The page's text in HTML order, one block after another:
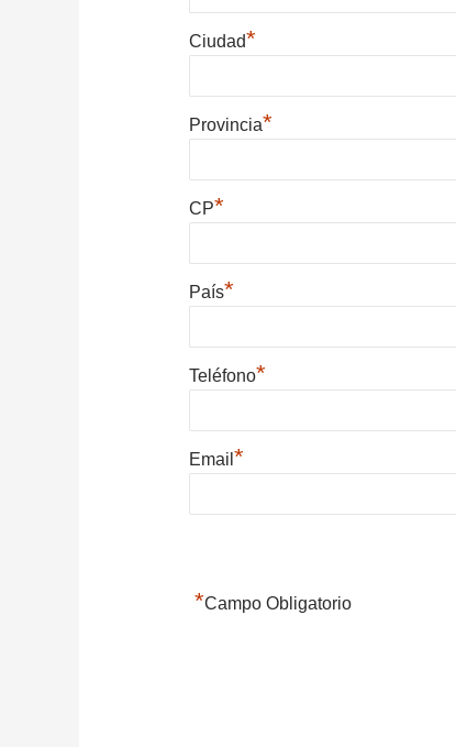
Ciudad*
Provincia*
CP*
País*
Teléfono*
Email*
*Campo Obligatorio